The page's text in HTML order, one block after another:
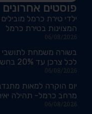
פוסטים אחרונים
ילדי טירת כרמל
המצוינות בטירת כרמל
06/08/2026
בשורה משמחת לתושבי
לכל צרכן עד 20% בחשבון החשמל
06/08/2026
יום הוקרה למאות
מרחב כרמל- תהילה
06/08/2026